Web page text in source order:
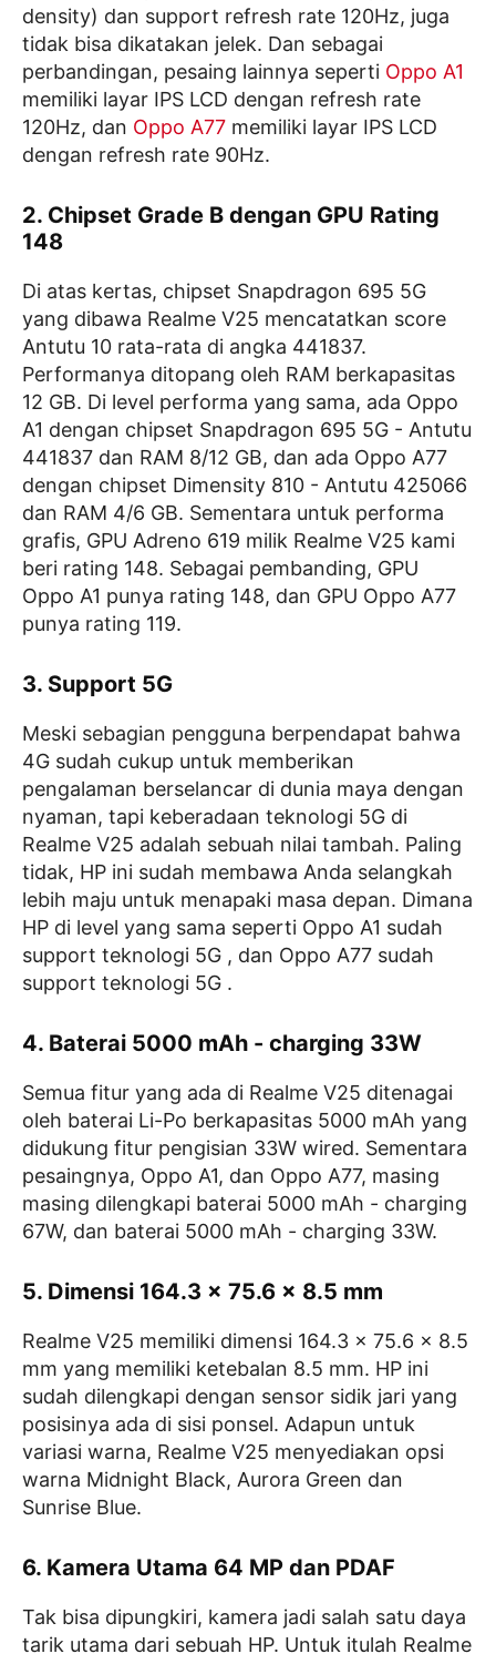
density) dan support refresh rate 120Hz, juga
tidak bisa dikatakan jelek. Dan sebagai
perbandingan, pesaing lainnya seperti Oppo A1
memiliki layar IPS LCD dengan refresh rate
120Hz, dan Oppo A77 memiliki layar IPS LCD
dengan refresh rate 90Hz.
2. Chipset Grade B dengan GPU Rating
148
Di atas kertas, chipset Snapdragon 695 5G
yang dibawa Realme V25 mencatatkan score
Antutu 10 rata-rata di angka 441837.
Performanya ditopang oleh RAM berkapasitas
12 GB. Di level performa yang sama, ada Oppo
A1 dengan chipset Snapdragon 695 5G - Antutu
441837 dan RAM 8/12 GB, dan ada Oppo A77
dengan chipset Dimensity 810 - Antutu 425066
dan RAM 4/6 GB. Sementara untuk performa
grafis, GPU Adreno 619 milik Realme V25 kami
beri rating 148. Sebagai pembanding, GPU
Oppo A1 punya rating 148, dan GPU Oppo A77
punya rating 119.
3. Support 5G
Meski sebagian pengguna berpendapat bahwa
4G sudah cukup untuk memberikan
pengalaman berselancar di dunia maya dengan
nyaman, tapi keberadaan teknologi 5G di
Realme V25 adalah sebuah nilai tambah. Paling
tidak, HP ini sudah membawa Anda selangkah
lebih maju untuk menapaki masa depan. Dimana
HP di level yang sama seperti Oppo A1 sudah
support teknologi 5G , dan Oppo A77 sudah
support teknologi 5G .
4. Baterai 5000 mAh - charging 33W
Semua fitur yang ada di Realme V25 ditenagai
oleh baterai Li-Po berkapasitas 5000 mAh yang
didukung fitur pengisian 33W wired. Sementara
pesaingnya, Oppo A1, dan Oppo A77, masing
masing dilengkapi baterai 5000 mAh - charging
67W, dan baterai 5000 mAh - charging 33W.
5. Dimensi 164.3 x 75.6 x 8.5 mm
Realme V25 memiliki dimensi 164.3 x 75.6 x 8.5
mm yang memiliki ketebalan 8.5 mm. HP ini
sudah dilengkapi dengan sensor sidik jari yang
posisinya ada di sisi ponsel. Adapun untuk
variasi warna, Realme V25 menyediakan opsi
warna Midnight Black, Aurora Green dan
Sunrise Blue.
6. Kamera Utama 64 MP dan PDAF
Tak bisa dipungkiri, kamera jadi salah satu daya
tarik utama dari sebuah HP. Untuk itulah Realme